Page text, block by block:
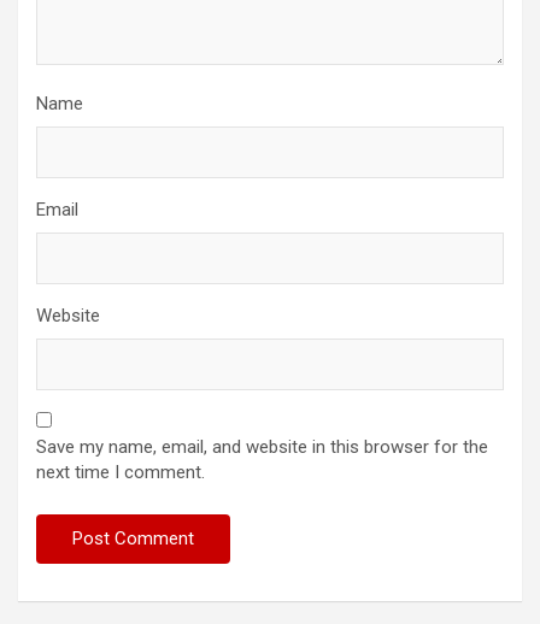
Name
Email
Website
Save my name, email, and website in this browser for the
next time I comment.